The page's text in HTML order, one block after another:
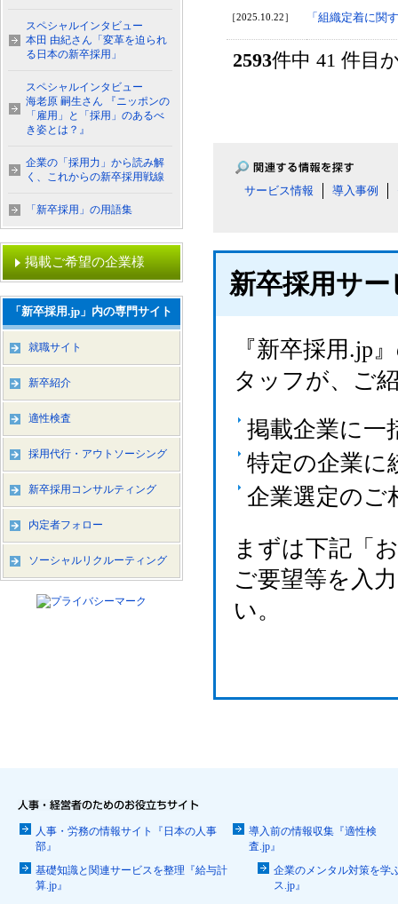
［2025.10.22］ 「組織定着に関
2593件中 41 件目
サービス情報 導入事例
新卒採用サ
『新卒採用.jp
タッフが、ご
掲載企業に一
特定の企業に
企業選定のご
まずは下記「
ご要望等を入
い。
スペシャルインタビュー
本田 由紀さん「変革を迫られ
る日本の新卒採用」
スペシャルインタビュー
海老原 嗣生さん 『ニッポンの
「雇用」と「採用」のあるべ
き姿とは？』
企業の「採用力」から読み解
く、これからの新卒採用戦線
「新卒採用」の用語集
掲載ご希望の企業様
「新卒採用.jp」内の専門サイト
就職サイト
新卒紹介
適性検査
採用代行・アウトソーシング
新卒採用コンサルティング
内定者フォロー
ソーシャルリクルーティング
人事・労務の情報サイト『日本の人事
部』
導入前の情報収集『適性検
査.jp』
基礎知識と関連サービスを整理『給与計
算.jp』
企業のメンタル対策を学
ス.jp』